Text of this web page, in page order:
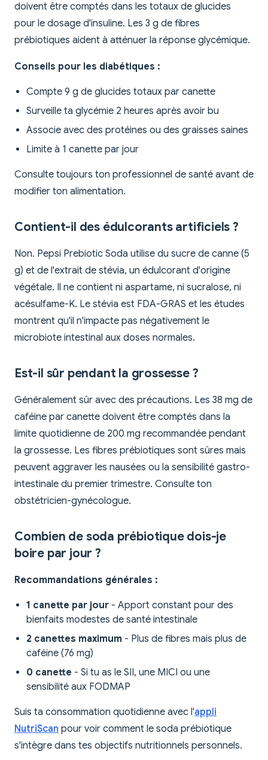
doivent être comptés dans les totaux de glucides
pour le dosage d'insuline. Les 3 g de fibres
prébiotiques aident à atténuer la réponse glycémique.
Conseils pour les diabétiques :
Compte 9 g de glucides totaux par canette
Surveille ta glycémie 2 heures après avoir bu
Associe avec des protéines ou des graisses saines
Limite à 1 canette par jour
Consulte toujours ton professionnel de santé avant de
modifier ton alimentation.
Contient-il des édulcorants artificiels ?
Non. Pepsi Prebiotic Soda utilise du sucre de canne (5
g) et de l'extrait de stévia, un édulcorant d'origine
végétale. Il ne contient ni aspartame, ni sucralose, ni
acésulfame-K. Le stévia est FDA-GRAS et les études
montrent qu'il n'impacte pas négativement le
microbiote intestinal aux doses normales.
Est-il sûr pendant la grossesse ?
Généralement sûr avec des précautions. Les 38 mg de
caféine par canette doivent être comptés dans la
limite quotidienne de 200 mg recommandée pendant
la grossesse. Les fibres prébiotiques sont sûres mais
peuvent aggraver les nausées ou la sensibilité gastro-
intestinale du premier trimestre. Consulte ton
obstétricien-gynécologue.
Combien de soda prébiotique dois-je
boire par jour ?
Recommandations générales :
1 canette par jour - Apport constant pour des
bienfaits modestes de santé intestinale
2 canettes maximum - Plus de fibres mais plus de
caféine (76 mg)
0 canette - Si tu as le SII, une MICI ou une
sensibilité aux FODMAP
Suis ta consommation quotidienne avec l'appli
NutriScan pour voir comment le soda prébiotique
s'intègre dans tes objectifs nutritionnels personnels.